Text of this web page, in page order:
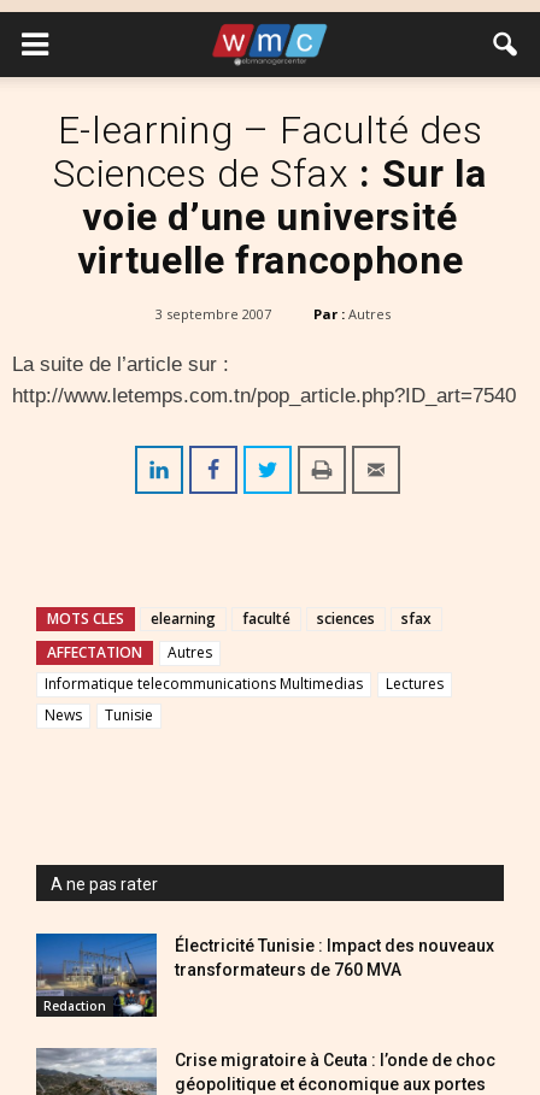
E-learning – Faculté des
Sciences de Sfax : Sur la
voie d’une université
virtuelle francophone
3 septembre 2007 Par : Autres
La suite de l’article sur :
http://www.letemps.com.tn/pop_article.php?ID_art=7540
MOTS CLES elearning faculté sciences
sfax
AFFECTATION
Autres
Informatique telecommunications Multimedias
Lectures
News
Tunisie
A ne pas rater
Redaction
Électricité Tunisie : Impact des nouveaux
transformateurs de 760 MVA
Crise migratoire à Ceuta : l’onde de choc
géopolitique et économique aux portes